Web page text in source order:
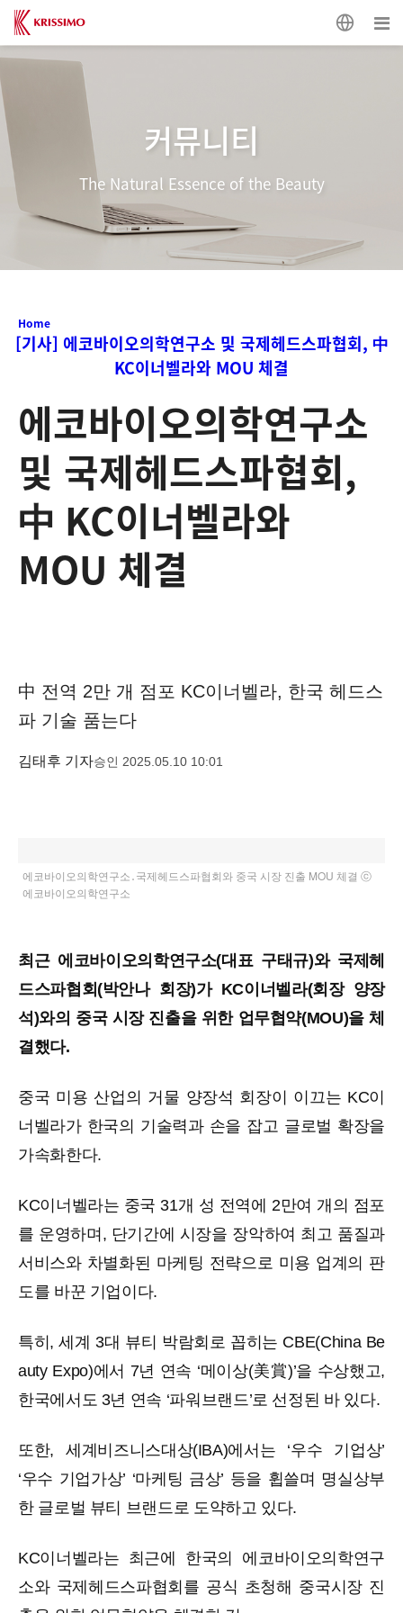
커뮤니티
The Natural Essence of the Beauty
Home
[기사] 에코바이오의학연구소 및 국제헤드스파협회, 中
KC이너벨라와 MOU 체결
에코바이오의학연구소
및 국제헤드스파협회,
中 KC이너벨라와
MOU 체결
中 전역 2만 개 점포 KC이너벨라, 한국 헤드스
파 기술 품는다
김태후 기자승인 2025.05.10 10:01
에코바이오의학연구소․국제헤드스파협회와 중국 시장 진출 MOU 체결 ⓒ
에코바이오의학연구소
최근 에코바이오의학연구소(대표 구태규)와 국제헤
드스파협회(박안나 회장)가 KC이너벨라(회장 양장
석)와의 중국 시장 진출을 위한 업무협약(MOU)을 체
결했다.
중국 미용 산업의 거물 양장석 회장이 이끄는 KC이
너벨라가 한국의 기술력과 손을 잡고 글로벌 확장을
가속화한다.
KC이너벨라는 중국 31개 성 전역에 2만여 개의 점포
를 운영하며, 단기간에 시장을 장악하여 최고 품질과
서비스와 차별화된 마케팅 전략으로 미용 업계의 판
도를 바꾼 기업이다.
특히, 세계 3대 뷰티 박람회로 꼽히는 CBE(China Be
auty Expo)에서 7년 연속 ‘메이상(美賞)’을 수상했고,
한국에서도 3년 연속 ‘파워브랜드’로 선정된 바 있다.
또한, 세계비즈니스대상(IBA)에서는 ‘우수 기업상’
‘우수 기업가상’ ‘마케팅 금상’ 등을 휩쓸며 명실상부
한 글로벌 뷰티 브랜드로 도약하고 있다.
KC이너벨라는 최근에 한국의 에코바이오의학연구
소와 국제헤드스파협회를 공식 초청해 중국시장 진